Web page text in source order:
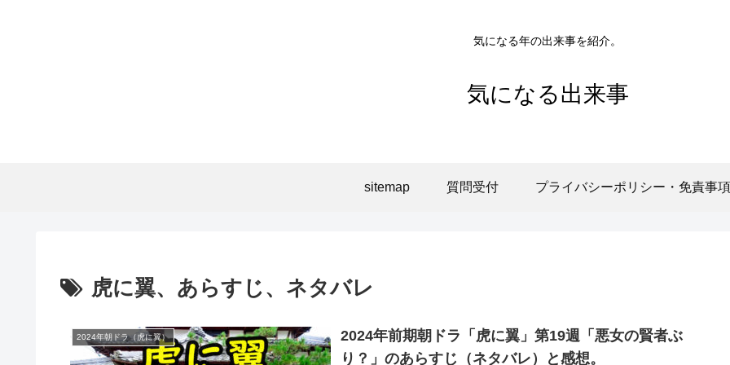
気になる年の出来事を紹介。
気になる出来事
sitemap 質問受付 プライバシーポリシー・免責事項
虎に翼、あらすじ、ネタバレ
2024年朝ドラ（虎に翼）
2024年前期朝ドラ「虎に翼」第19週「悪女の賢者ぶ
り？」のあらすじ（ネタバレ）と感想。